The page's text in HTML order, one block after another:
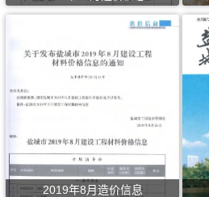
2019年8月造价信息